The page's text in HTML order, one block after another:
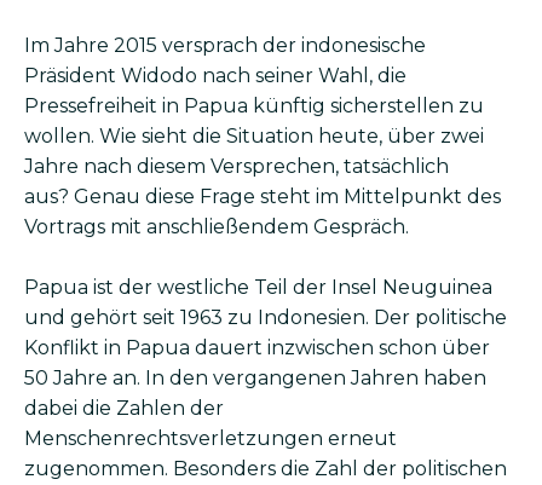
Im Jahre 2015 versprach der indonesische
Präsident Widodo nach seiner Wahl, die
Pressefreiheit in Papua künftig sicherstellen zu
wollen. Wie sieht die Situation heute, über zwei
Jahre nach diesem Versprechen, tatsächlich
aus? Genau diese Frage steht im Mittelpunkt des
Vortrags mit anschließendem Gespräch.
Papua ist der westliche Teil der Insel Neuguinea
und gehört seit 1963 zu Indonesien. Der politische
Konflikt in Papua dauert inzwischen schon über
50 Jahre an. In den vergangenen Jahren haben
dabei die Zahlen der
Menschenrechtsverletzungen erneut
zugenommen. Besonders die Zahl der politischen